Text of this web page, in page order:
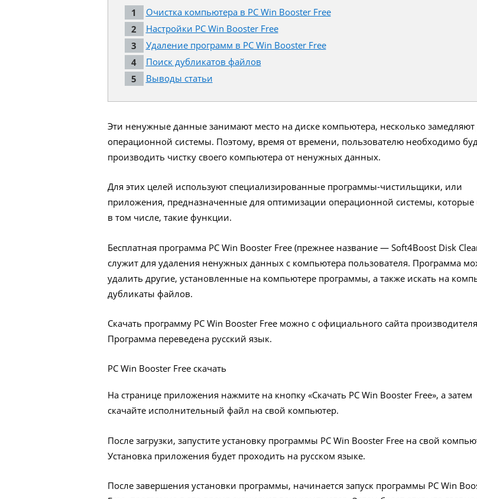
Очистка компьютера в PC Win Booster Free
Настройки PC Win Booster Free
Удаление программ в PC Win Booster Free
Поиск дубликатов файлов
Выводы статьи
Эти ненужные данные занимают место на диске компьютера, несколько замедляют
операционной системы. Поэтому, время от времени, пользователю необходимо
производить чистку своего компьютера от ненужных данных.
Для этих целей используют специализированные программы-чистильщики, или
приложения, предназначенные для оптимизации операционной системы,
в том числе, такие функции.
Бесплатная программа PC Win Booster Free (прежнее название — Soft4Boost Disk
служит для удаления ненужных данных с компьютера пользователя. Программа
удалить другие, установленные на компьютере программы, а также искать на
дубликаты файлов.
Скачать программу PC Win Booster Free можно с официального сайта
Программа переведена русский язык.
PC Win Booster Free скачать
На странице приложения нажмите на кнопку «Скачать PC Win Booster Free», а затем
скачайте исполнительный файл на свой компьютер.
После загрузки, запустите установку программы PC Win Booster Free на свой
Установка приложения будет проходить на русском языке.
После завершения установки программы, начинается запуск программы PC Win